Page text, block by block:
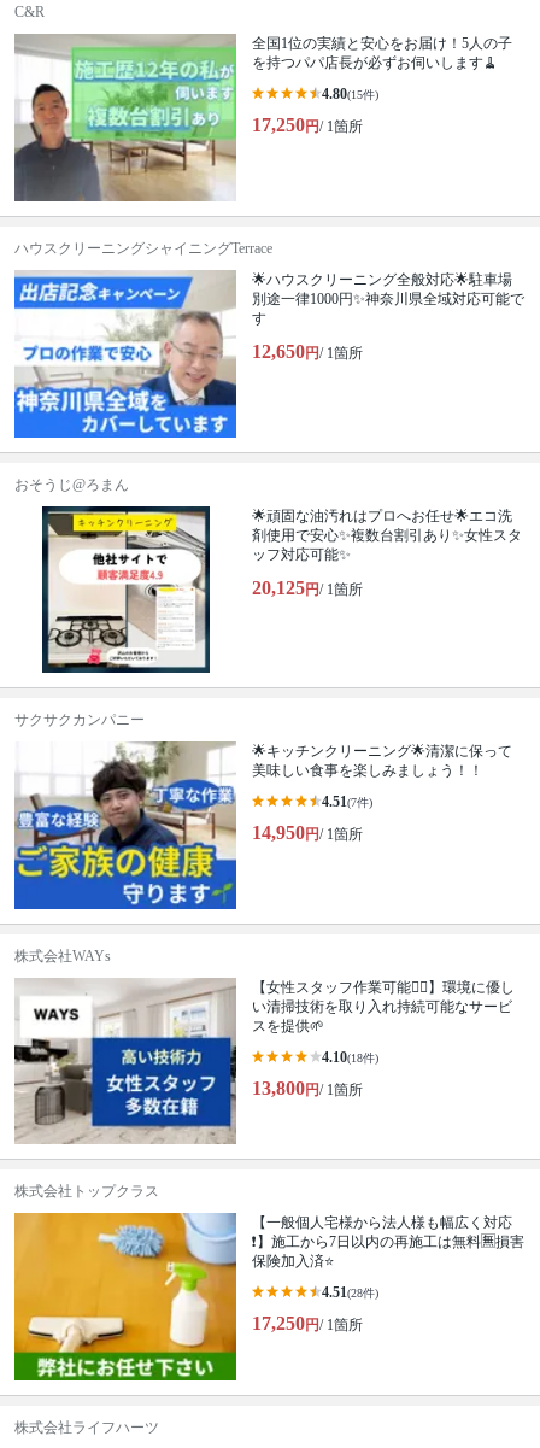
C&R
全国1位の実績と安心をお届け！5人の子
を持つパパ店長が必ずお伺いします🧹
4.80(15件)
17,250円/ 1箇所
ハウスクリーニングシャイニングTerrace
🌟ハウスクリーニング全般対応🌟駐車場
別途一律1000円✨神奈川県全域対応可能で
す
12,650円/ 1箇所
おそうじ@ろまん
🌟頑固な油汚れはプロへお任せ🌟エコ洗
剤使用で安心✨複数台割引あり✨女性スタ
ッフ対応可能✨
20,125円/ 1箇所
サクサクカンパニー
🌟キッチンクリーニング🌟清潔に保って
美味しい食事を楽しみましょう！！
4.51(7件)
14,950円/ 1箇所
株式会社WAYs
【女性スタッフ作業可能🙆‍♀️】環境に優し
い清掃技術を取り入れ持続可能なサービ
スを提供🌱
4.10(18件)
13,800円/ 1箇所
株式会社トップクラス
【一般個人宅様から法人様も幅広く対応
❗️】施工から7日以内の再施工は無料🈚️損害
保険加入済⭐️
4.51(28件)
17,250円/ 1箇所
株式会社ライフハーツ